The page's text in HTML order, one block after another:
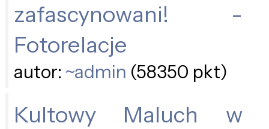
zafascynowani! -
Fotorelacje
autor: ~admin (58350 pkt)
Kultowy Maluch w